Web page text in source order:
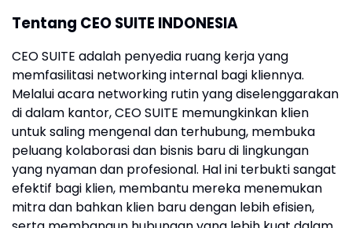
Tentang CEO SUITE INDONESIA
CEO SUITE adalah penyedia ruang kerja yang
memfasilitasi networking internal bagi kliennya.
Melalui acara networking rutin yang diselenggarakan
di dalam kantor, CEO SUITE memungkinkan klien
untuk saling mengenal dan terhubung, membuka
peluang kolaborasi dan bisnis baru di lingkungan
yang nyaman dan profesional. Hal ini terbukti sangat
efektif bagi klien, membantu mereka menemukan
mitra dan bahkan klien baru dengan lebih efisien,